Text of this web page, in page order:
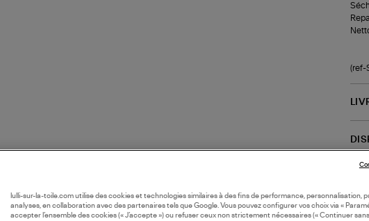
(ref-
lulli-sur-la-toile.com utilise des cookies et technologies similaires à des fins de performance, personnalisation,
analyses, en collaboration avec des partenaires tels que Google. Vous pouvez configurer vos choix via «
accepter l’ensemble des cookies (« J’accepte ») ou refuser ceux non strictement nécessaires (« Continuer